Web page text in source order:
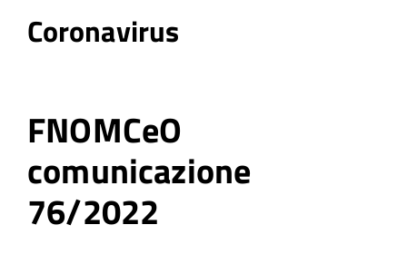
Coronavirus
FNOMCeO
comunicazione
76/2022